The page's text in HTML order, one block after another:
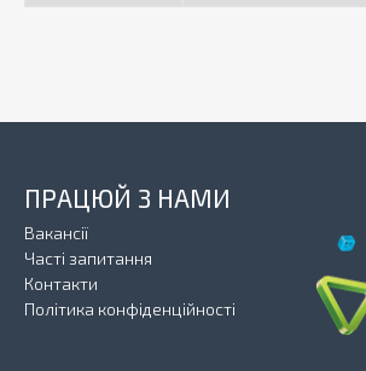
ПРАЦЮЙ З НАМИ
Вакансії
Часті запитання
Контакти
Політика конфіденційності